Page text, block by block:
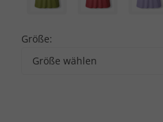
Größe:
Größe wählen